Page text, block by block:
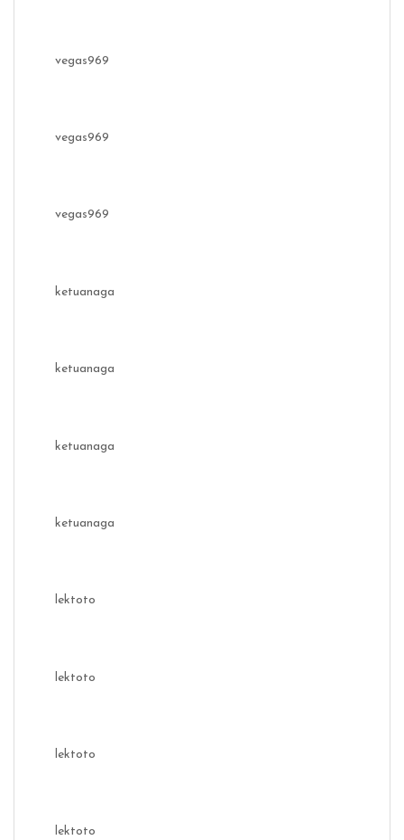
vegas969
vegas969
vegas969
ketuanaga
ketuanaga
ketuanaga
ketuanaga
lektoto
lektoto
lektoto
lektoto